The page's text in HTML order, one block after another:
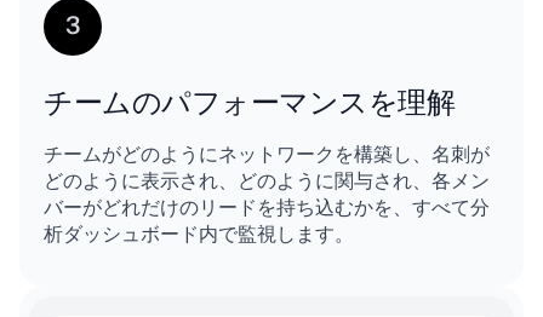
3
チームのパフォーマンスを理解
チームがどのようにネットワークを構築し、名刺が
どのように表示され、どのように関与され、各メン
バーがどれだけのリードを持ち込むかを、すべて分
析ダッシュボード内で監視します。